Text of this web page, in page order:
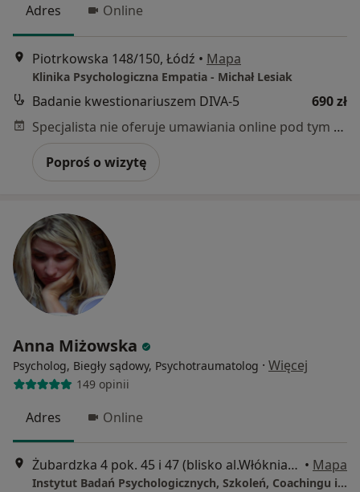
Adres Online
Piotrkowska 148/150, Łódź • Mapa
Klinika Psychologiczna Empatia - Michał Lesiak
Badanie kwestionariuszem DIVA-5
690 zł
Specjalista nie oferuje umawiania online pod tym adresem.
Poproś o wizytę
Anna Miżowska
Psycholog, Biegły sądowy, Psychotraumatolog · Więcej
149 opinii
Adres Online
Żubardzka 4 pok. 45 i 47 (blisko al.Włókniarzy), Łódź • Mapa
Instytut Badań Psychologicznych, Szkoleń, Coachingu i Psychoterapii EMPIRIA.PL